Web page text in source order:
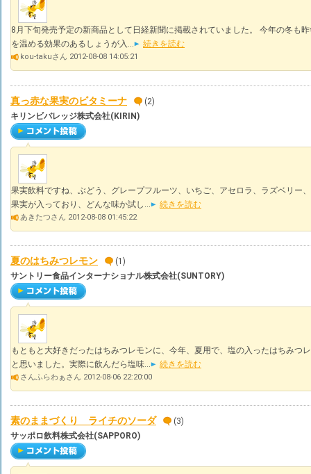
8月下旬発売予定の新商品として日経新聞に掲載されていました。 今年の冬も
を温める効果のあるしょうが入...
続きを読む
kou-takuさん 2012-08-08 14:05:21
真っ赤な果実のビタミーナ
(2)
キリンビバレッジ株式会社(KIRIN)
果実飲料ですね、ぶどう、グレープフルーツ、いちご、アセロラ、ラズベリー
果実が入っており、どんな味か試し...
続きを読む
あきたつさん 2012-08-08 01:45:22
夏のはちみつレモン
(1)
サントリー食品インターナショナル株式会社(SUNTORY)
もともと大好きだったはちみつレモンに、今年、夏用で、塩の入ったはちみつ
と思いました。実際に飲んだら塩味...
続きを読む
さんふらわぁさん 2012-08-06 22:20:00
素のままづくり ライチのソーダ
(3)
サッポロ飲料株式会社(SAPPORO)